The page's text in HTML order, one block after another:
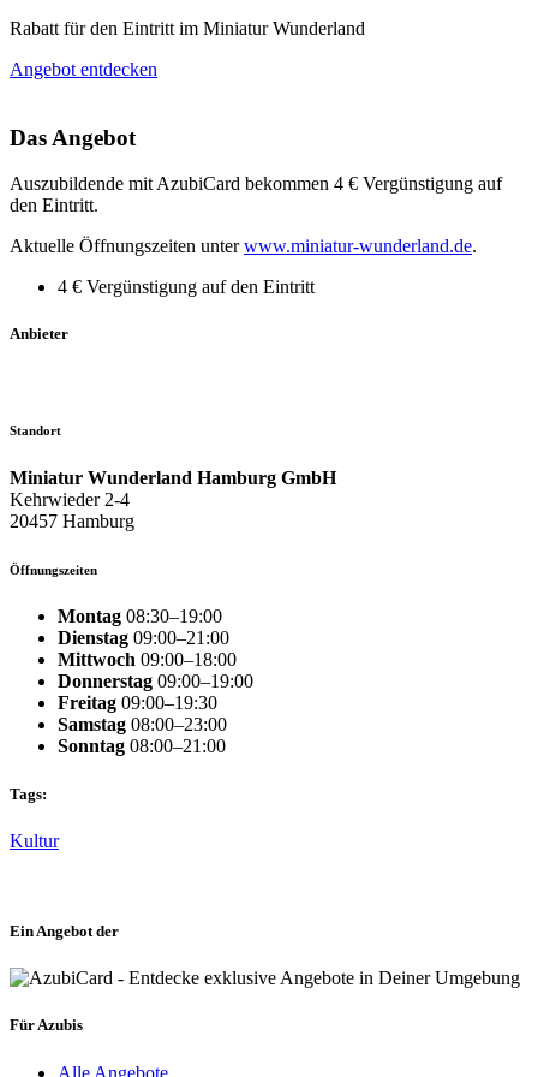
Rabatt für den Eintritt im Miniatur Wunderland
Angebot entdecken
Das Angebot
Auszubildende mit AzubiCard bekommen 4 € Vergünstigung auf
den Eintritt.
Aktuelle Öffnungszeiten unterwww.miniatur-wunderland.de.
4 € Vergünstigung auf den Eintritt
Anbieter
Standort
Miniatur Wunderland Hamburg GmbH
Kehrwieder 2-4
20457 Hamburg
Öffnungszeiten
Montag 08:30–19:00
Dienstag 09:00–21:00
Mittwoch 09:00–18:00
Donnerstag 09:00–19:00
Freitag 09:00–19:30
Samstag 08:00–23:00
Sonntag 08:00–21:00
Tags:
Kultur
Ein Angebot der
Für Azubis
Alle Angebote